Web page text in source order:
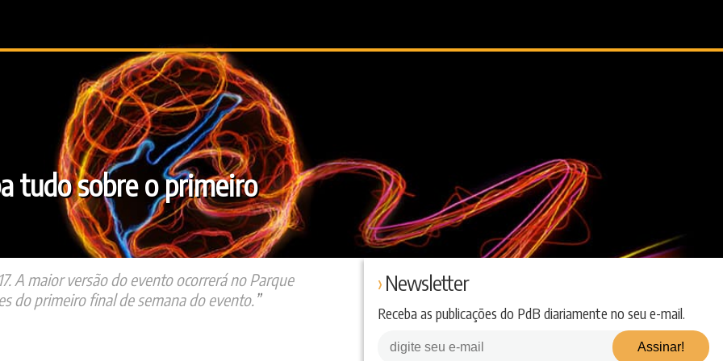
tudo sobre o primeiro
A maior versão do evento ocorrerá no Parque
do primeiro final de semana do evento.
Newsletter
Receba as publicações do PdB diariamente no seu e-mail.